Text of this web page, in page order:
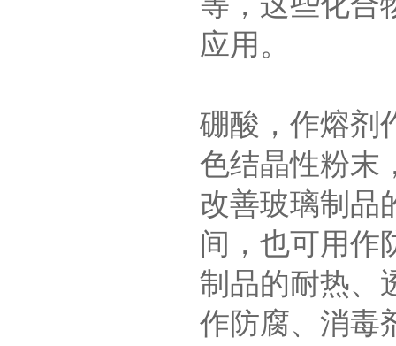
应用。
硼酸，作熔剂
色结晶性粉末
改善玻璃制品
间，也可用作
制品的耐热、
作防腐、消毒